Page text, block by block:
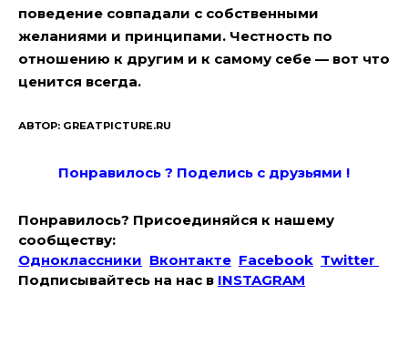
поведение совпадали с собственными
желаниями и принципами. Честность по
отношению к другим и к самому себе — вот что
ценится всегда.
АВТОР: GREATPICTURE.RU
Понравилось ? Поделись с друзьями !
Понравилось? Присоединяйся к нашему
сообществу:
Одноклассники Вконтакте Facebook Twitter
Подписывайтесь на наc в INSTAGRAM